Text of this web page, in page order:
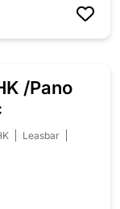
NYINKOMMEN
/Pano
Leasbar